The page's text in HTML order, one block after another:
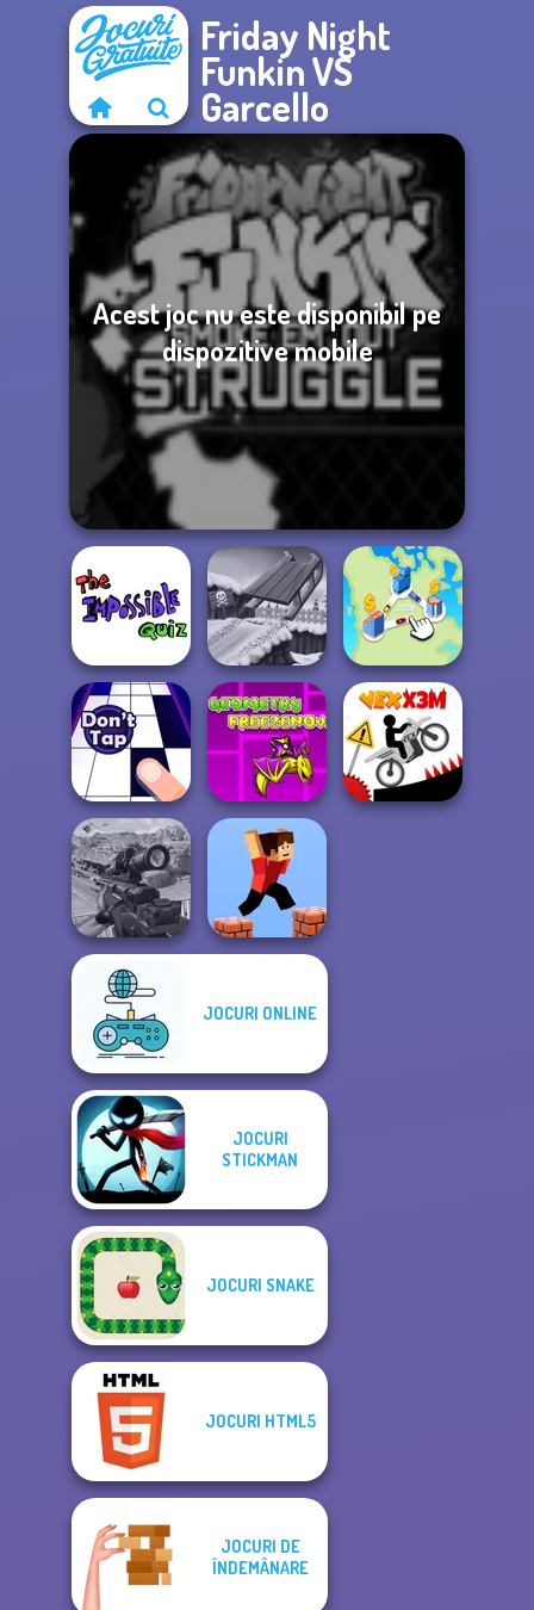
Friday Night
Funkin VS
Garcello
Acest joc nu este disponibil pe
dispozitive mobile
The Impossible
Quiz Classic
Snow Ride 3D State Connect
Don't Tap
Geometry Dash:
FreezeNova
Game
Sniper Combat
3D
JOCURI ONLINE
JOCURI
STICKMAN
JOCURI SNAKE
JOCURI HTML5
JOCURI DE
ÎNDEMÂNARE